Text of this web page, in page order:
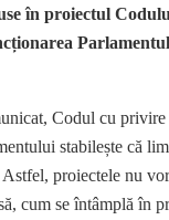
în proiectul
Codul cu privire
stabilește că
proiectele nu
cum se întâmplă în